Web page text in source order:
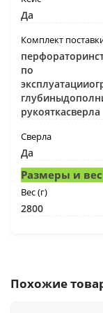
Да
Комплект
по
рукояткасверла
Сверла
Да
Размеры и вес
Вес (г)
2800
Похожие